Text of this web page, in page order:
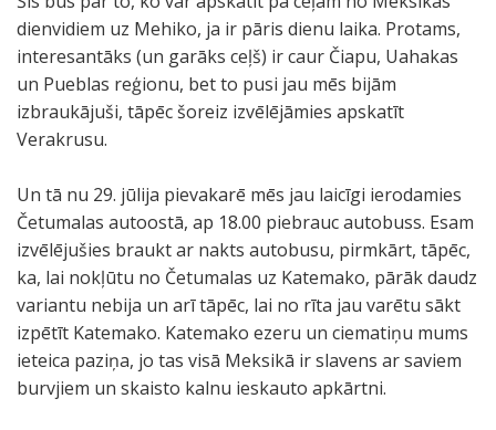
dienvidiem uz Mehiko, ja ir pāris dienu laika. Protams,
interesantāks (un garāks ceļš) ir caur Čiapu, Uahakas
un Pueblas reģionu, bet to pusi jau mēs bijām
izbraukājuši, tāpēc šoreiz izvēlējāmies apskatīt
Verakrusu.
Un tā nu 29. jūlija pievakarē mēs jau laicīgi ierodamies
Četumalas autoostā, ap 18.00 piebrauc autobuss. Esam
izvēlējušies braukt ar nakts autobusu, pirmkārt, tāpēc,
ka, lai nokļūtu no Četumalas uz Katemako, pārāk daudz
variantu nebija un arī tāpēc, lai no rīta jau varētu sākt
izpētīt Katemako. Katemako ezeru un ciematiņu mums
ieteica paziņa, jo tas visā Meksikā ir slavens ar saviem
burvjiem un skaisto kalnu ieskauto apkārtni.